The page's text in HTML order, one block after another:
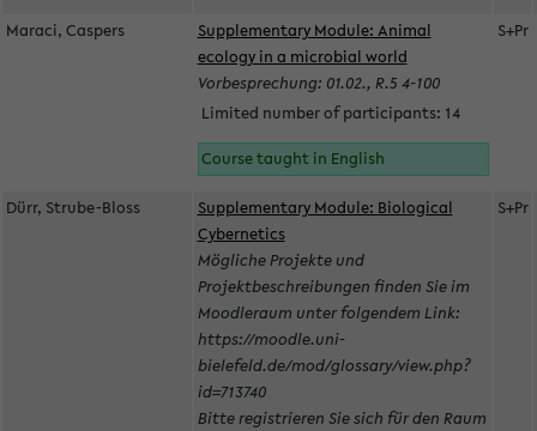
Maraci, Caspers
Supplementary Module: Animal
ecology in a microbial world
Vorbesprechung: 01.02., R.5 4-100
Limited number of participants: 14
Course taught in English
S+Pr
Dürr, Strube-Bloss
Supplementary Module: Biological
Cybernetics
Mögliche Projekte und
Projektbeschreibungen finden Sie im
Moodleraum unter folgendem Link:
https://moodle.uni-
bielefeld.de/mod/glossary/view.php?
id=713740
Bitte registrieren Sie sich für den Raum
S+Pr